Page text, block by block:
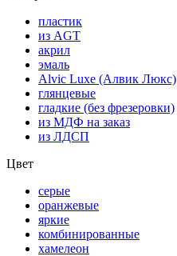
пластик
из AGT
акрил
эмаль
Alvic Luxe (Алвик Люкс)
глянцевые
гладкие (без фрезеровки)
из МДФ на заказ
из ЛДСП
Цвет
серые
оранжевые
яркие
комбинированные
хамелеон